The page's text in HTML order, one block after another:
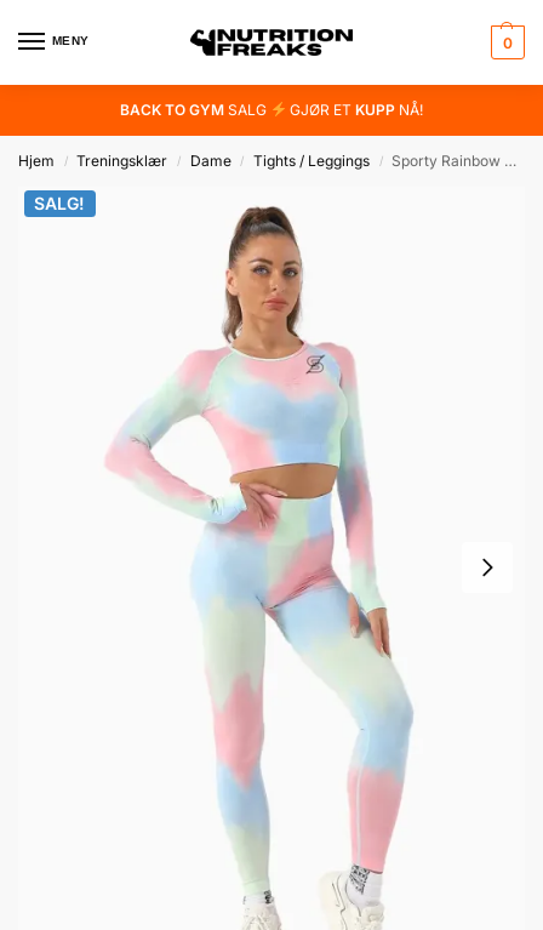
MENY 0
BACK TO GYMSALG GJØR ET KUPP NÅ!
Hjem / Treningsklær / Dame / Tights / Leggings / Sporty Rainbow Edition Leggings
SALG!